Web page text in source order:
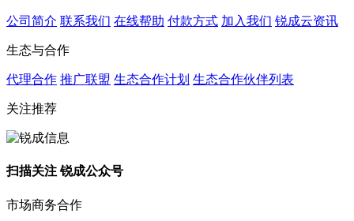
公司简介 联系我们 在线帮助 付款方式 加入我们 锐成云资讯
生态与合作
代理合作 推广联盟 生态合作计划 生态合作伙伴列表
关注推荐
扫描关注 锐成公众号
市场商务合作